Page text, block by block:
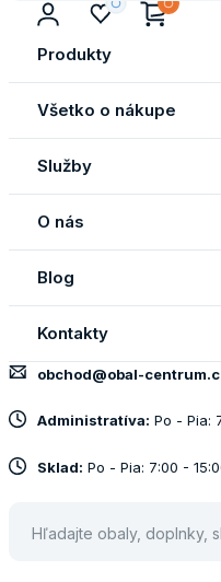
Produkty
Všetko o nákupe
Služby
O nás
Blog
Kontakty
obchod@obal-
Administratíva: Po - Pia:
Sklad: Po - Pia: 7:00 -